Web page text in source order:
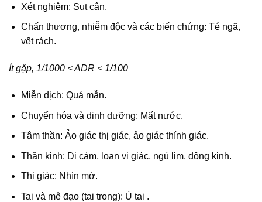
Xét nghiệm: Sụt cân.
Chấn thương, nhiễm độc và các biến chứng: Té ngã,
vết rách.
Ít gặp, 1/1000 < ADR < 1/100
Miễn dịch: Quá mẫn.
Chuyển hóa và dinh dưỡng: Mất nước.
Tâm thần: Ảo giác thị giác, ảo giác thính giác.
Thần kinh: Dị cảm, loạn vị giác, ngủ lịm, động kinh.
Thị giác: Nhìn mờ.
Tai và mê đạo (tai trong): Ù tai .